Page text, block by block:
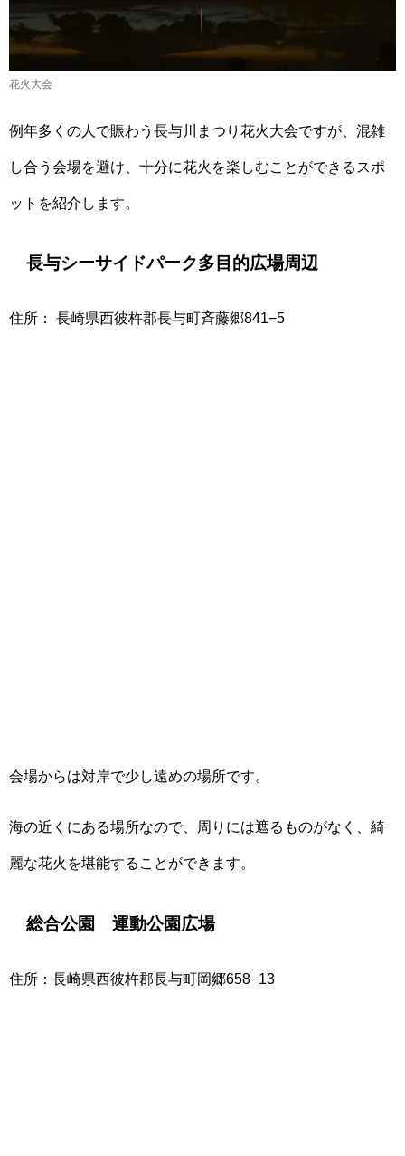
花火大会
例年多くの人で賑わう長与川まつり花火大会ですが、混雑
し合う会場を避け、十分に花火を楽しむことができるスポ
ットを紹介します。
長与シーサイドパーク多目的広場周辺
住所： 長崎県西彼杵郡長与町斉藤郷841−5
会場からは対岸で少し遠めの場所です。
海の近くにある場所なので、周りには遮るものがなく、綺
麗な花火を堪能することができます。
総合公園 運動公園広場
住所：長崎県西彼杵郡長与町岡郷658−13